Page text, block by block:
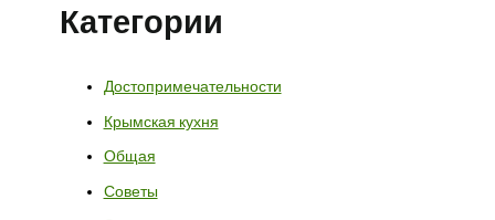
Категории
Достопримечательности
Крымская кухня
Общая
Советы